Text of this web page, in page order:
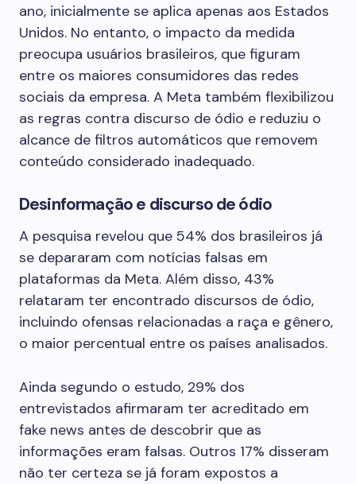
ano, inicialmente se aplica apenas aos Estados
Unidos. No entanto, o impacto da medida
preocupa usuários brasileiros, que figuram
entre os maiores consumidores das redes
sociais da empresa. A Meta também flexibilizou
as regras contra discurso de ódio e reduziu o
alcance de filtros automáticos que removem
conteúdo considerado inadequado.
Desinformação e discurso de ódio
A pesquisa revelou que 54% dos brasileiros já
se depararam com notícias falsas em
plataformas da Meta. Além disso, 43%
relataram ter encontrado discursos de ódio,
incluindo ofensas relacionadas a raça e gênero,
o maior percentual entre os países analisados.
Ainda segundo o estudo, 29% dos
entrevistados afirmaram ter acreditado em
fake news antes de descobrir que as
informações eram falsas. Outros 17% disseram
não ter certeza se já foram expostos a